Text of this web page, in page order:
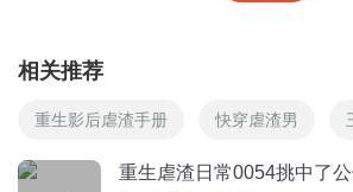
相关推荐
重生影后虐渣手册 快穿虐渣男
重生虐渣日常0054挑中了